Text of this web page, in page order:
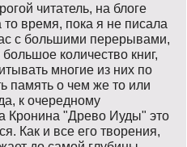
читатель, на блоге
время, пока я не писала
с большими перерывами,
количество книг,
многие из них по
память о чем же то или
к очередному
Кронина "Древо Иуды" это
Как и все его творения,